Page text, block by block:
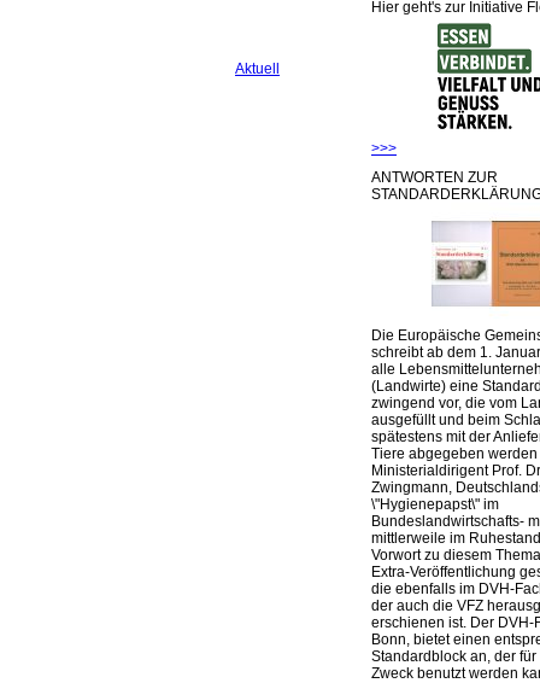
Aktuell
Hier geht's zur Initiative
>>>
ANTWORTEN ZUR
Die Europäische
schreibt ab dem 1.
alle
(Landwirte) eine
zwingend vor, die vom
ausgefüllt und beim
spätestens mit der
Tiere abgegeben werden
Ministerialdirigent Prof.
Zwingmann,
\"Hygienepapst\" im
Bundeslandwirtschafts-
mittlerweile im
Vorwort zu diesem
Extra-Veröffentlichung
die ebenfalls im DVH-
der auch die VFZ
erschienen ist. Der DVH-
Bonn, bietet einen
Standardblock an, der
Zweck benutzt werden